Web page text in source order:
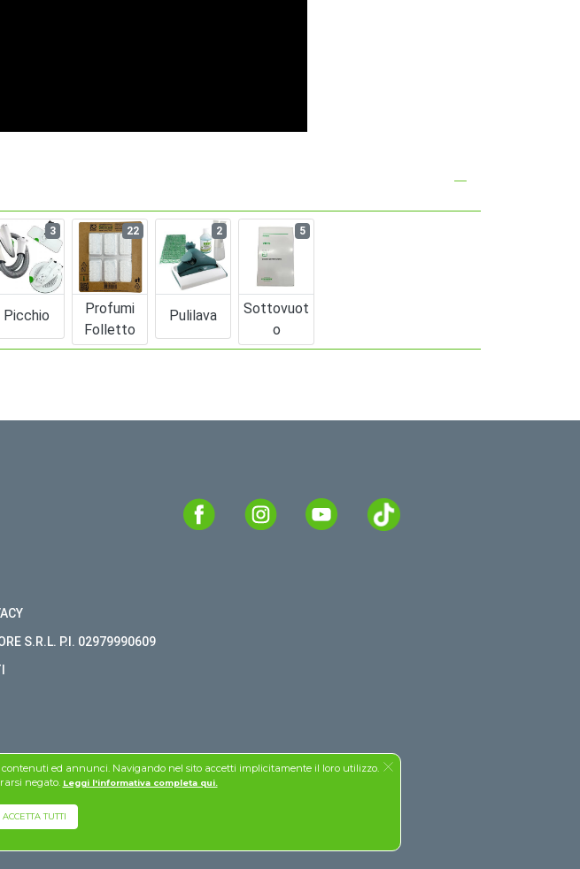
Picchio
3
Profumi
Folletto
22
Pulilava
2
Sottovuot
O
5
S.R.L. P.I. 02979990609
ed annunci. Navigando nel sito accetti implicitamente il loro utilizzo.
negato. Leggi l'informativa completa qui.
ACCETTA TUTTI